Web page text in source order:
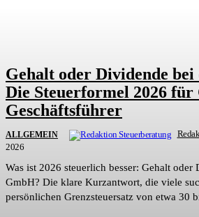
Gehalt oder Dividende
Die Steuerformel 2026 für
Geschäftsführer
ALLGEMEIN
2026
Was ist 2026 steuerlich besser: Gehalt oder
GmbH? Die klare Kurzantwort, die viele suchen:Bis zu einem
persönlichen Grenzsteuersatz von etwa 30